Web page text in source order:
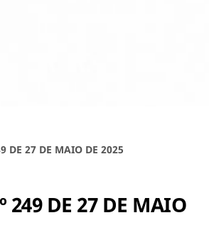
DE 27 DE MAIO DE 2025
249 DE 27 DE MAIO